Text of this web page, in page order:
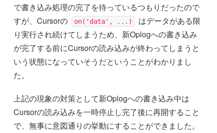
で書き込み処理の完了を待っているつもりだったので
すが、Cursorの
on('data', ...)
はデータがある限
り実行され続けてしまうため、新Oplogへの書き込み
が完了する前にCursorの読み込みが終わってしまうと
いう状態になっていそうだということがわかりまし
た。
上記の現象の対策として新Oplogへの書き込み中は
Cursorの読み込みを一時停止し完了後に再開すること
で、無事に意図通りの挙動にすることができました。